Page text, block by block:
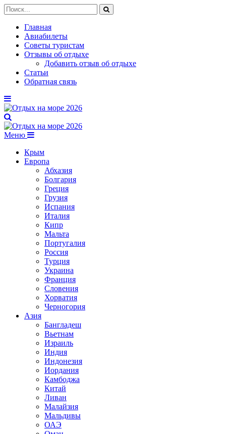
Главная
Авиабилеты
Советы туристам
Отзывы об отдыхе
Добавить отзыв об отдыхе
Статьи
Обратная связь
Меню
Крым
Европа
Абхазия
Болгария
Греция
Грузия
Испания
Италия
Кипр
Мальта
Португалия
Россия
Турция
Украина
Франция
Словения
Хорватия
Черногория
Азия
Бангладеш
Вьетнам
Израиль
Индия
Индонезия
Иордания
Камбоджа
Китай
Ливан
Малайзия
Мальдивы
ОАЭ